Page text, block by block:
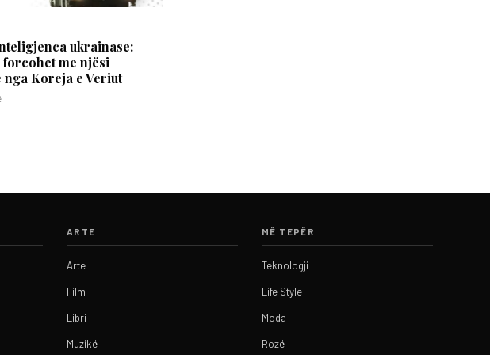
ukrainase:
forcohet me njësi
Koreja e Veriut
ARTE
Arte
Film
Libri
Muzikë
MË TEPËR
Teknologji
Life Style
Moda
Rozë